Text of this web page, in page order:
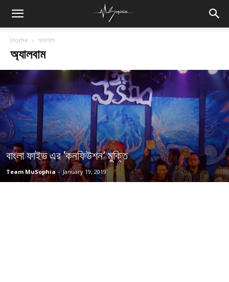
Home অ্যালবাম
অ্যালবাম
বাংলা ফাইভ এর ‘কনফিউশন’ মুক্তি
Team MuSophia - January 19, 2019